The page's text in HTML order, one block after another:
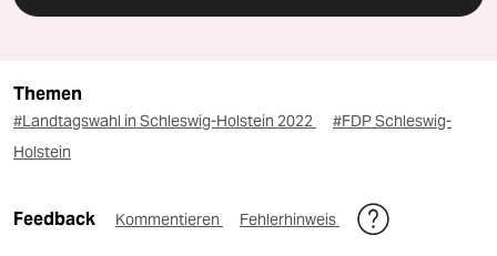
Themen
#Landtagswahl in Schleswig-Holstein 2022
#FDP Schleswig-
Holstein
Feedback Kommentieren Fehlerhinweis